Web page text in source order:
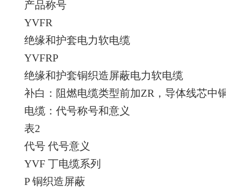
产品称号
YVFR
绝缘和护套电力软电缆
YVFRP
绝缘和护套铜织造屏蔽电力软电缆
补白：阻燃电缆类型前加ZR，导体线芯中
电缆：代号称号和意义
表2
代号 代号意义
YVF 丁电缆系列
P 铜织造屏蔽